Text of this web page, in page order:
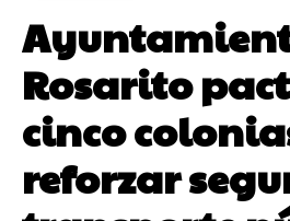
Rosarito
cinco
reforzar